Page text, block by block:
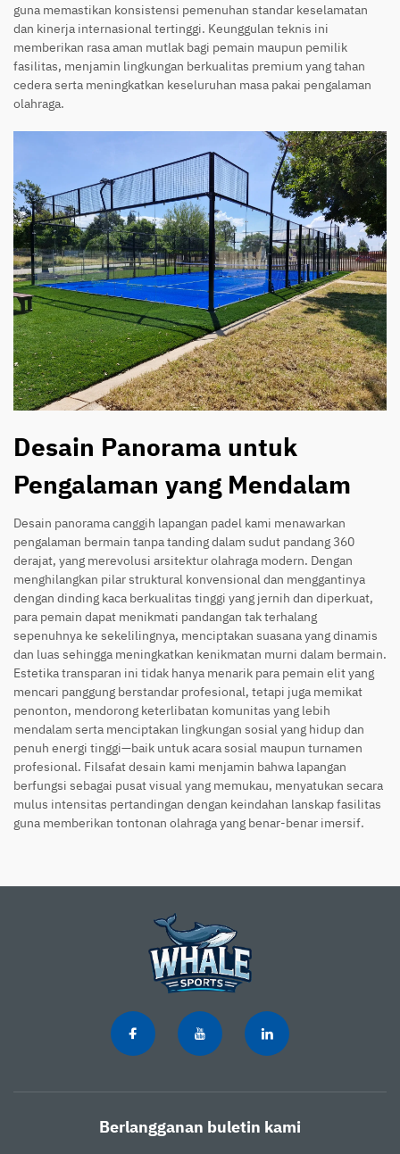
guna memastikan konsistensi pemenuhan standar keselamatan
dan kinerja internasional tertinggi. Keunggulan teknis ini
memberikan rasa aman mutlak bagi pemain maupun pemilik
fasilitas, menjamin lingkungan berkualitas premium yang tahan
cedera serta meningkatkan keseluruhan masa pakai pengalaman
olahraga.
Desain Panorama untuk
Pengalaman yang Mendalam
Desain panorama canggih lapangan padel kami menawarkan
pengalaman bermain tanpa tanding dalam sudut pandang 360
derajat, yang merevolusi arsitektur olahraga modern. Dengan
menghilangkan pilar struktural konvensional dan menggantinya
dengan dinding kaca berkualitas tinggi yang jernih dan diperkuat,
para pemain dapat menikmati pandangan tak terhalang
sepenuhnya ke sekelilingnya, menciptakan suasana yang dinamis
dan luas sehingga meningkatkan kenikmatan murni dalam bermain.
Estetika transparan ini tidak hanya menarik para pemain elit yang
mencari panggung berstandar profesional, tetapi juga memikat
penonton, mendorong keterlibatan komunitas yang lebih
mendalam serta menciptakan lingkungan sosial yang hidup dan
penuh energi tinggi—baik untuk acara sosial maupun turnamen
profesional. Filsafat desain kami menjamin bahwa lapangan
berfungsi sebagai pusat visual yang memukau, menyatukan secara
mulus intensitas pertandingan dengan keindahan lanskap fasilitas
guna memberikan tontonan olahraga yang benar-benar imersif.
Berlangganan buletin kami